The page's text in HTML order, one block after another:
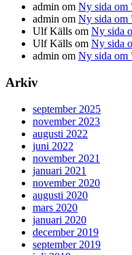
admin om Ny sida om
admin om Ny sida om
Ulf Källs om Ny sida
Ulf Källs om Ny sida
admin om Ny sida om
Arkiv
september 2025
november 2023
augusti 2022
juni 2022
november 2021
januari 2021
november 2020
augusti 2020
mars 2020
januari 2020
december 2019
september 2019